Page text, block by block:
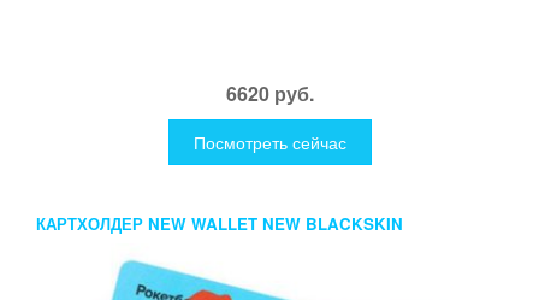
6620 руб.
Посмотреть сейчас
КАРТХОЛДЕР NEW WALLET NEW BLACKSKIN